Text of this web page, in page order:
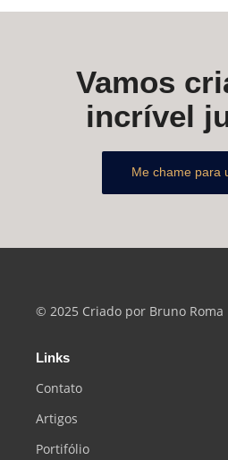
Vamos
incrível
Me chame para
© 2025 Criado por Bruno Roma
Links
Contato
Artigos
Portifólio